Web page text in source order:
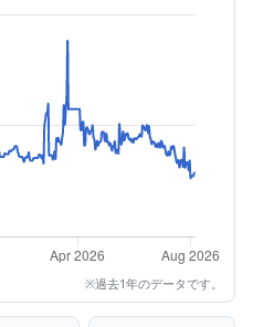
※過去1年のデータです。